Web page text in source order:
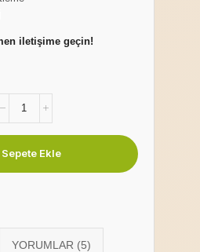
iletişime geçin!
Sepete Ekle